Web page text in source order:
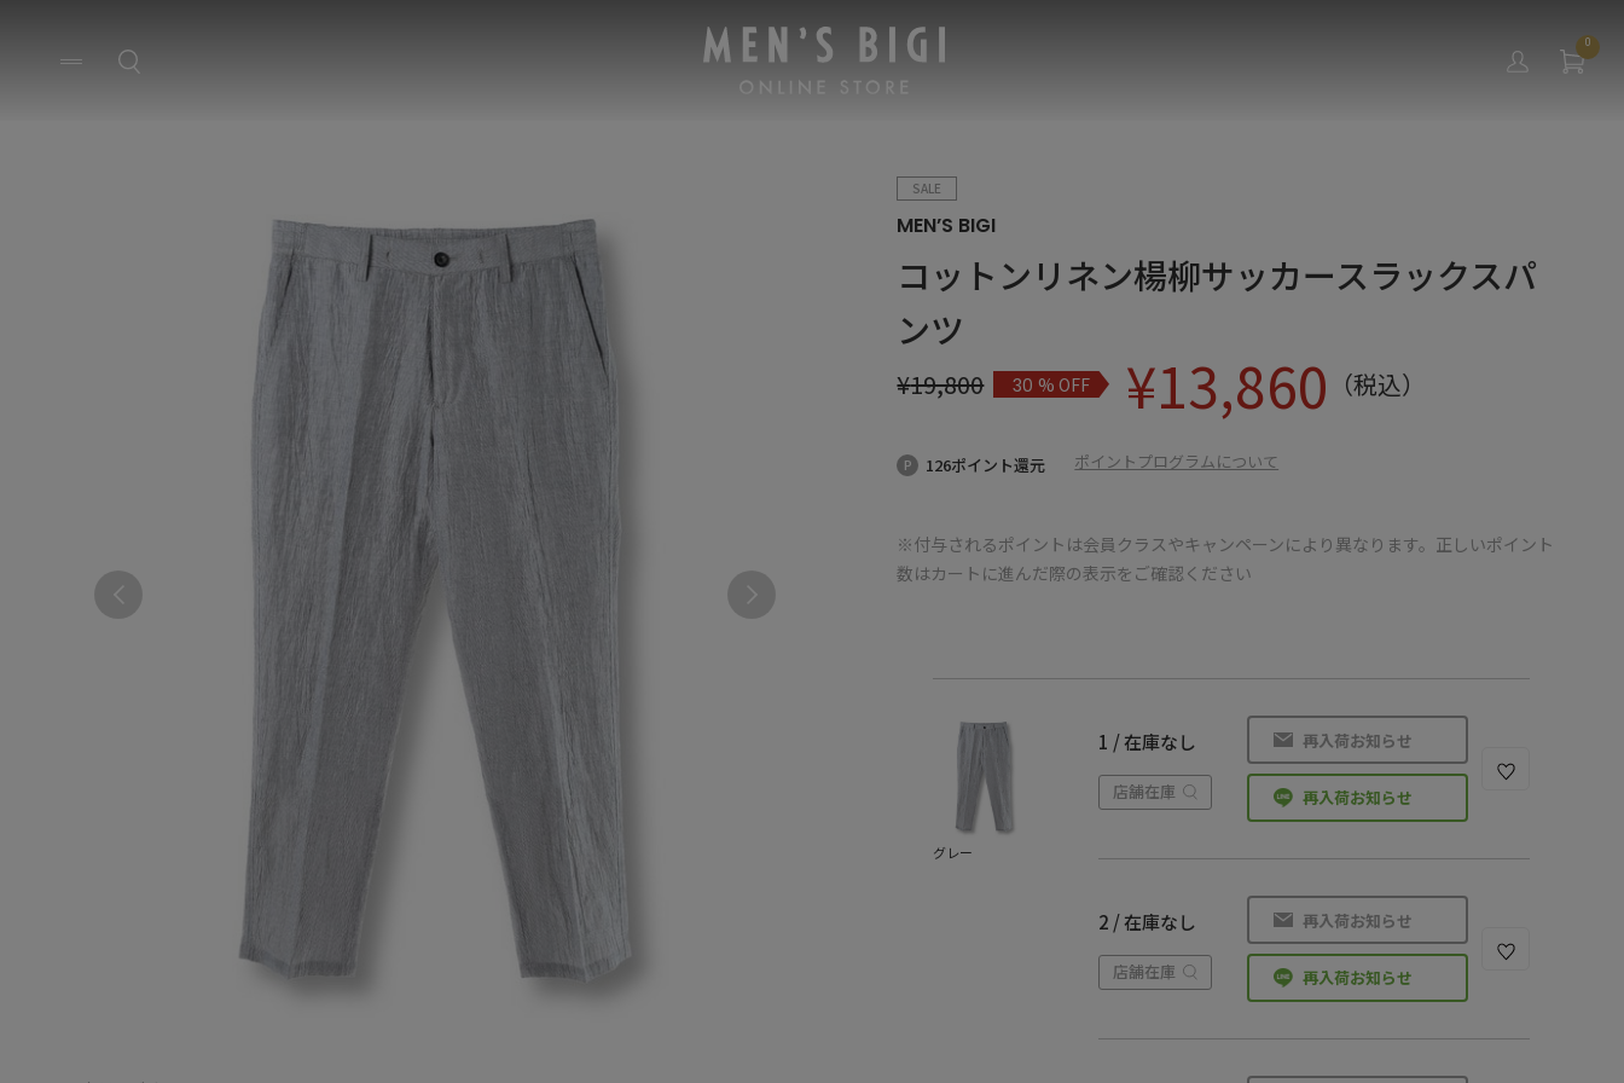
0
SALE
MEN’S BIGI
コットンリネン楊柳サッカースラックスパ
ンツ
¥19,800 30% OFF ¥13,860 （税込）
126ポイント還元 ポイントプログラムについて
※付与されるポイントは会員クラスやキャンペーンにより異なります。正しいポイント
数はカートに進んだ際の表示をご確認ください
グレー
1 / 在庫なし
店舗在庫
再入荷お知らせ
再入荷お知らせ
2 / 在庫なし
店舗在庫
再入荷お知らせ
再入荷お知らせ